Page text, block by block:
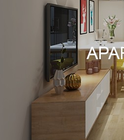
姓名
手机
公司